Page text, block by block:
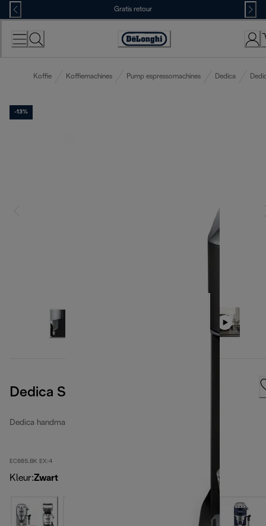
Skip
to
Content
Gratis retour
Accessibility
Koffie Koffiemachines Pump espressomachines Dedica
-13%
Dedica Style
Dedica handmatige espressomachines
EC685.BK EX:4
Kleur:Zwart